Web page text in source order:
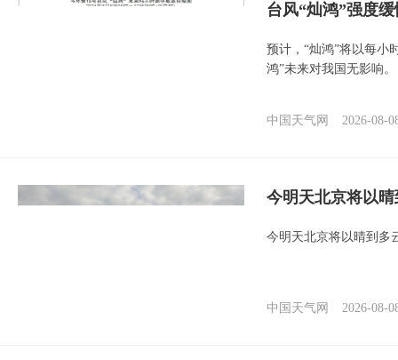
台风“灿鸿”强度
预计，“灿鸿”将以每小
鸿”未来对我国无影响。
中国天气网 2026-08-
今明天北京将以
今明天北京将以晴到多
中国天气网 2026-08-